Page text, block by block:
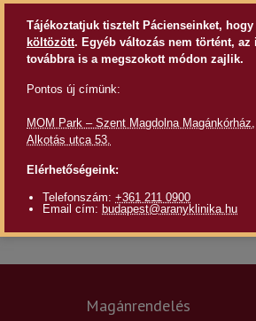
bélendometriózis műtétéről
10 years ago
Szövődmények, amik jó ellátásra
kezelése, Wertheim műtét
10 years ago
10 years ago
Mottó: milyen sebész az, aki
lebeszél a műtétről?
Magánrendelés
Tájékoztatjuk tisztelt Pácienseinket, hogy
költözött. Egyéb változás nem történt, az
továbbra is a megszokott módon zajlik.
Pontos új címünk:
MOM Park – Szent Magdolna Magánkórház,
Alkotás utca 53.
Elérhetőségeink:
Telefonszám: +361 211 0900
Email cím: budapest@aranyklinika.hu